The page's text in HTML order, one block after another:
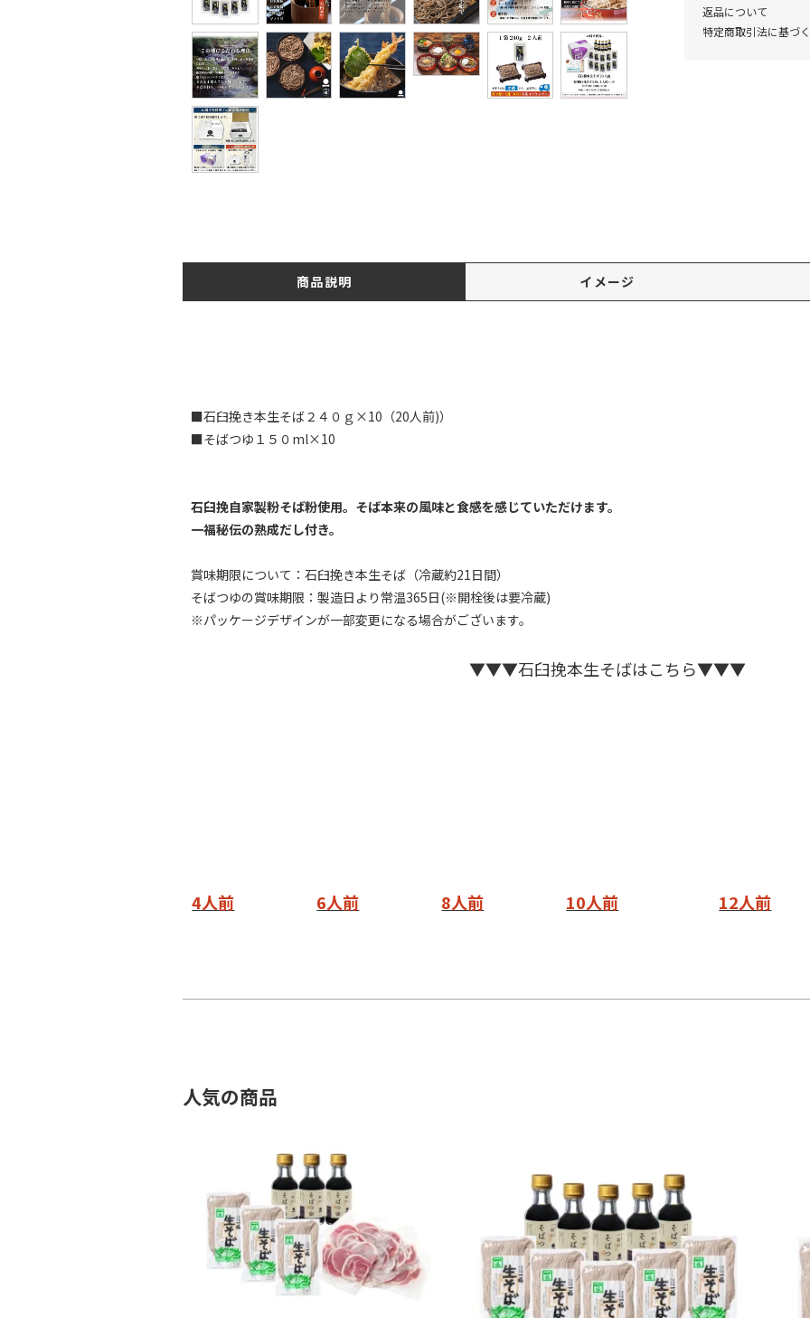
返品について
特定商取引法に基づ
商品説明 イメージ
■石臼挽き本生そば２４０ｇ×10（20人前)）
■そばつゆ１５０ml×10
石臼挽自家製粉そば粉使用。そば本来の風味と食感を感じていただけます。
一福秘伝の熟成だし付き。
賞味期限について：石臼挽き本生そば（冷蔵約21日間）
そばつゆの賞味期限：製造日より常温365日(※開栓後は要冷蔵)
※パッケージデザインが一部変更になる場合がございます。
▼▼▼石臼挽本生そばはこちら▼▼▼
4人前 6人前 8人前 10人前 12人前
人気の商品